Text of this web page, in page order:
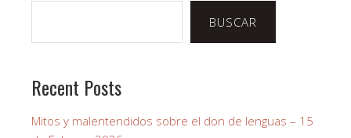
BUSCAR
Recent Posts
Mitos y malentendidos sobre el don de lenguas – 15